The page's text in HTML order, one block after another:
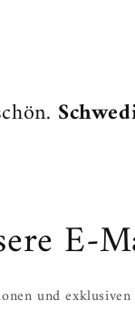
E-
und exklusiven